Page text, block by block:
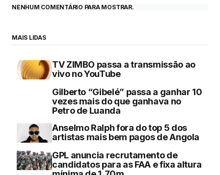
NENHUM COMENTÁRIO PARA MOSTRAR.
MAIS LIDAS
TV ZIMBO passa a transmissão ao
vivo no YouTube
Gilberto “Gibelé” passa a ganhar 10
vezes mais do que ganhava no
Petro de Luanda
Anselmo Ralph fora do top 5 dos
artistas mais bem pagos de Angola
GPL anuncia recrutamento de
candidatos para as FAA e fixa altura